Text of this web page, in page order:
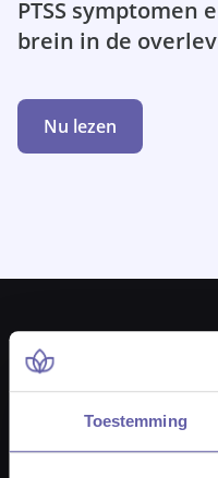
Toestemming
PTSS symptomen
brein in de
Nu lezen
Pieter Braaijweg 203
1114 AJ Amsterdam